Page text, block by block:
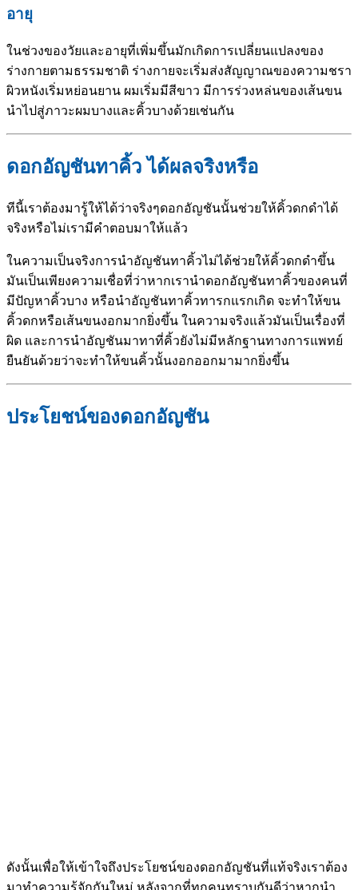
อายุ
ในช่วงของวัยและอายุที่เพิ่มขึ้นมักเกิดการเปลี่ยนแปลงของ
ร่างกายตามธรรมชาติ ร่างกายจะเริ่มส่งสัญญาณของความชรา
ผิวหนังเริ่มหย่อนยาน ผมเริ่มมีสีขาว มีการร่วงหล่นของเส้นขน
นำไปสู่ภาวะผมบางและคิ้วบางด้วยเช่นกัน
ดอกอัญชันทาคิ้ว ได้ผลจริงหรือ
ทีนี้เราต้องมารู้ให้ได้ว่าจริงๆดอกอัญชันนั้นช่วยให้คิ้วดกดำได้
จริงหรือไม่เรามีคำตอบมาให้แล้ว
ในความเป็นจริงการนำอัญชันทาคิ้วไม่ได้ช่วยให้คิ้วดกดำขึ้น
มันเป็นเพียงความเชื่อที่ว่าหากเรานำดอกอัญชันทาคิ้วของคนที่
มีปัญหาคิ้วบาง หรือนำอัญชันทาคิ้วทารกแรกเกิด จะทำให้ขน
คิ้วดกหรือเส้นขนงอกมากยิ่งขึ้น ในความจริงแล้วมันเป็นเรื่องที่
ผิด และการนำอัญชันมาทาที่คิ้วยังไม่มีหลักฐานทางการแพทย์
ยืนยันด้วยว่าจะทำให้ขนคิ้วนั้นงอกออกมามากยิ่งขึ้น
ประโยชน์ของดอกอัญชัน
ดังนั้นเพื่อให้เข้าใจถึงประโยชน์ของดอกอัญชันที่แท้จริงเราต้อง